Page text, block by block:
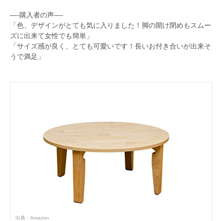
—-購入者の声—-
「色、デザインがとても気に入りました！脚の開け閉めもスムー
ズに出来て女性でも簡単」
「サイズ感が良く、とても可愛いです！長いお付き合いが出来そ
うで満足」
出典： Amazon